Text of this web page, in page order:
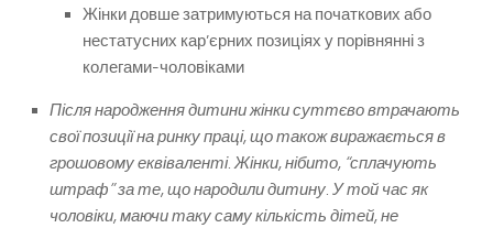
Жінки довше затримуються на початкових або
нестатусних кар’єрних позиціях у порівнянні з
колегами-чоловіками
Після народження дитини жінки суттєво втрачають
свої позиції на ринку праці, що також виражається в
грошовому еквіваленті. Жінки, нібито, “сплачують
штраф” за те, що народили дитину. У той час як
чоловіки, маючи таку саму кількість дітей, не